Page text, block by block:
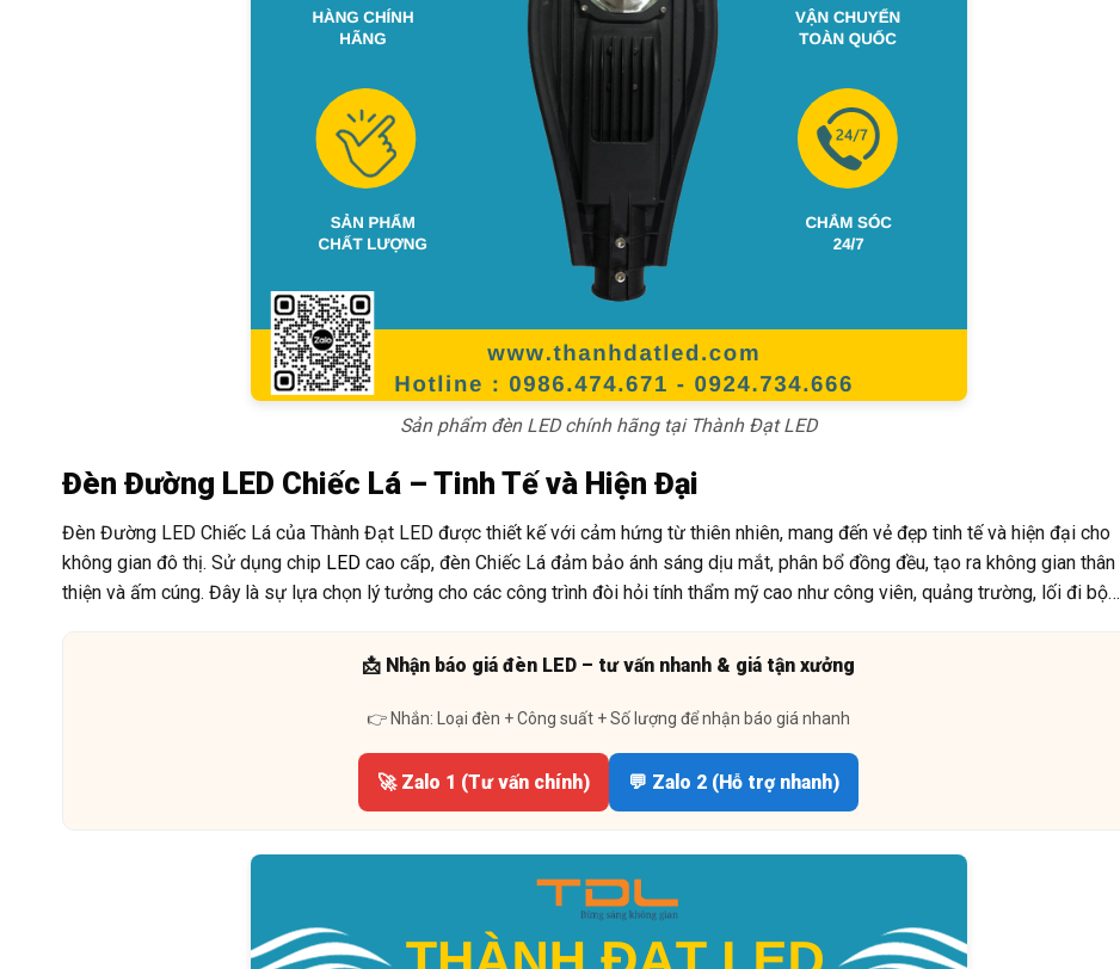
Sản phẩm đèn LED chính hãng tại Thành Đạt LED
Đèn Đường LED Chiếc Lá – Tinh Tế và Hiện Đại
Đèn Đường LED Chiếc Lá của Thành Đạt LED được thiết kế với cảm hứng từ thiên nhiên, mang đến vẻ đẹp tinh tế và hiện đại cho
không gian đô thị. Sử dụng chip LED cao cấp, đèn Chiếc Lá đảm bảo ánh sáng dịu mắt, phân bổ đồng đều, tạo ra không gian thân
thiện và ấm cúng. Đây là sự lựa chọn lý tưởng cho các công trình đòi hỏi tính thẩm mỹ cao như công viên, quảng trường, lối đi bộ…
📩 Nhận báo giá đèn LED – tư vấn nhanh & giá tận xưởng
👉 Nhắn: Loại đèn + Công suất + Số lượng để nhận báo giá nhanh
🚀 Zalo 1 (Tư vấn chính) 💬 Zalo 2 (Hỗ trợ nhanh)